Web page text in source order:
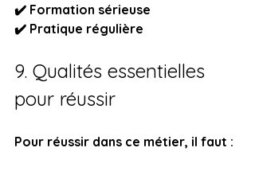
✔️ Formation sérieuse
✔️ Pratique régulière
9. Qualités essentielles
pour réussir
Pour réussir dans ce métier, il faut :